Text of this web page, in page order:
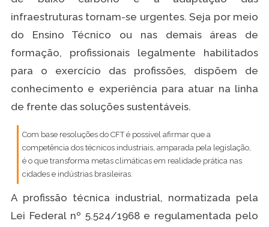
infraestruturas tornam-se urgentes. Seja por meio
do Ensino Técnico ou nas demais áreas de
formação, profissionais legalmente habilitados
para o exercício das profissões, dispõem de
conhecimento e experiência para atuar na linha
de frente das soluções sustentáveis.
Com base resoluções do CFT é possível afirmar que a
competência dos técnicos industriais, amparada pela legislação,
é o que transforma metas climáticas em realidade prática nas
cidades e indústrias brasileiras.
A profissão técnica industrial, normatizada pela
Lei Federal nº 5.524/1968 e regulamentada pelo